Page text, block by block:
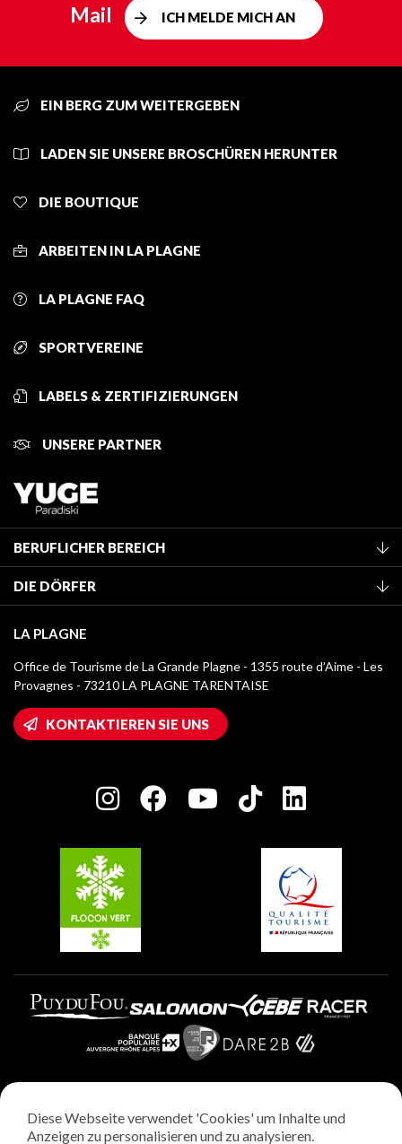
Mail
ICH MELDE MICH AN
EIN BERG ZUM WEITERGEBEN
LADEN SIE UNSERE BROSCHÜREN HERUNTER
DIE BOUTIQUE
ARBEITEN IN LA PLAGNE
LA PLAGNE FAQ
SPORTVEREINE
LABELS & ZERTIFIZIERUNGEN
UNSERE PARTNER
BERUFLICHER BEREICH
Mitglied des Fremdenverkehrsamtes werden
Klassifizierung von Möbeln
Kurtaxe
Mediathek
Logos La Plagne
Wifi-Zugang
Haus der Eigentümer
Charta der Engagierten Akteure
DIE DÖRFER
Montchavin - Les Coches
Champagny-en-Vanoise
Plagne 1800
Plagne Villages
Plagne Aime 2000
LA PLAGNE
Office de Tourisme de La Grande Plagne - 1355 route d’Aime - Les
Provagnes - 73210 LA PLAGNE TARENTAISE
KONTAKTIEREN SIE UNS
Rechtliche Hinweise
Diese Webseite verwendet 'Cookies' um Inhalte und
Anzeigen zu personalisieren und zu analysieren.